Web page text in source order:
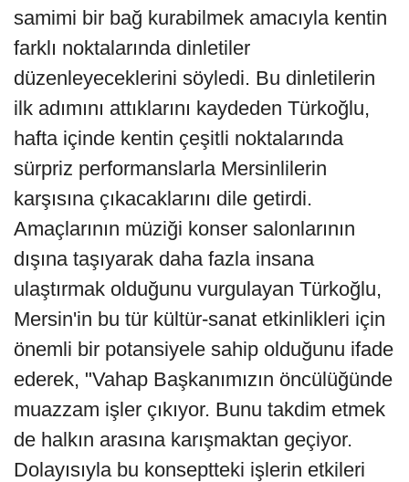
samimi bir bağ kurabilmek amacıyla kentin
farklı noktalarında dinletiler
düzenleyeceklerini söyledi. Bu dinletilerin
ilk adımını attıklarını kaydeden Türkoğlu,
hafta içinde kentin çeşitli noktalarında
sürpriz performanslarla Mersinlilerin
karşısına çıkacaklarını dile getirdi.
Amaçlarının müziği konser salonlarının
dışına taşıyarak daha fazla insana
ulaştırmak olduğunu vurgulayan Türkoğlu,
Mersin'in bu tür kültür-sanat etkinlikleri için
önemli bir potansiyele sahip olduğunu ifade
ederek, "Vahap Başkanımızın öncülüğünde
muazzam işler çıkıyor. Bunu takdim etmek
de halkın arasına karışmaktan geçiyor.
Dolayısıyla bu konseptteki işlerin etkileri